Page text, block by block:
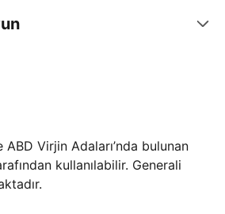
Virjin Adaları’nda bulunan
kullanılabilir. Generali